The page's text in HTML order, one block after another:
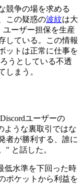
競争の場を求める
この疑惑の波紋は大
ユーザー担保を生産
している。この情報
ットは正常に仕事を
うとしている不透
しまう。
ユーザーの
ような裏取引ではな
者が勝利する、誰に
" と話した。
低水準を下回った時
ポケットから利益を